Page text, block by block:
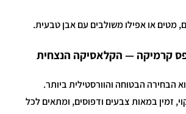
מטים או אפילו משולבים עם אבן טבעית.
קרמיקה — הקלאסיקה הנצחית
הבחירה הבטוחה והוורסטילית ביותר.
זמין במאות צבעים ודפוסים, ומתאים לכל